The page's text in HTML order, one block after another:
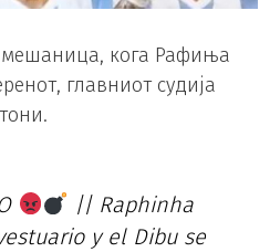
мешаница, кога Рафиња
главниот судија
|| Raphinha
y el Dibu se